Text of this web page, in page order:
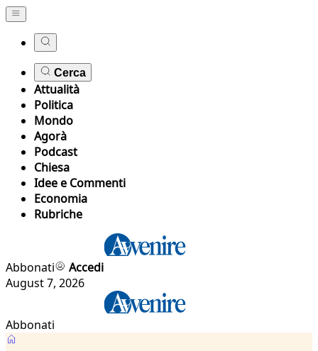
Cerca
Attualità
Politica
Mondo
Agorà
Podcast
Chiesa
Idee e Commenti
Economia
Rubriche
Abbonati
Accedi
August 7, 2026
Abbonati